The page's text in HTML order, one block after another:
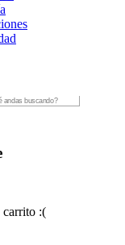
carrito :(